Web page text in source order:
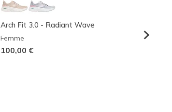
Arch Fit 3.0 - Radiant Wave
Femme
100,00 €
Homme